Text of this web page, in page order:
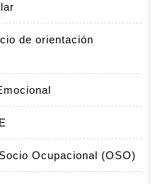
de orientación
Ocupacional (OSO)